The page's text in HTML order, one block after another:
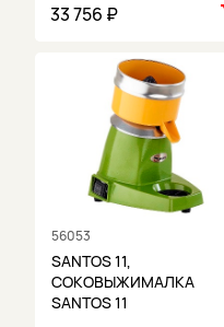
33 756 ₽
56053
SANTOS 11,
СОКОВЫЖИМАЛКА
SANTOS 11